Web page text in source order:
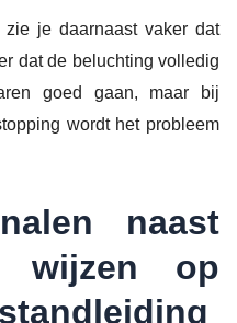
je daarnaast vaker dat
dat de beluchting volledig
goed gaan, maar bij
wordt het probleem
naast
wijzen op